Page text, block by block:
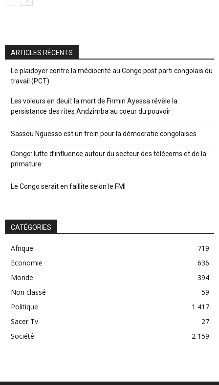
ARTICLES RÉCENTS
Le plaidoyer contre la médiocrité au Congo post parti congolais du
travail (PCT)
Les voleurs en deuil: la mort de Firmin Ayessa révèle la
persistance des rites Andzimba au coeur du pouvoir
Sassou Nguesso est un frein pour la démocratie congolaises
Congo: lutte d’influence autour du secteur des télécoms et de la
primature
Le Congo serait en faillite selon le FMI
CATÉGORIES
Afrique
719
Economie
636
Monde
394
Non classé
59
Politique
1 417
Sacer Tv
27
Société
2 159